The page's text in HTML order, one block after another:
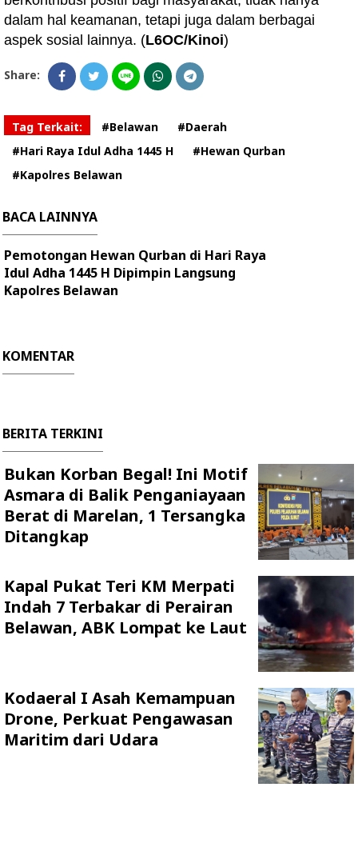
dalam hal keamanan, tetapi juga dalam berbagai
aspek sosial lainnya. (L6OC/Kinoi)
Share:
Tag Terkait: #Belawan
#Daerah
#Hari Raya Idul Adha 1445 H
#Hewan Qurban
#Kapolres Belawan
BACA LAINNYA
Pemotongan Hewan Qurban di Hari Raya
Idul Adha 1445 H Dipimpin Langsung
Kapolres Belawan
KOMENTAR
BERITA TERKINI
Bukan Korban Begal! Ini Motif
Asmara di Balik Penganiayaan
Berat di Marelan, 1 Tersangka
Ditangkap
Kapal Pukat Teri KM Merpati
Indah 7 Terbakar di Perairan
Belawan, ABK Lompat ke Laut
Kodaeral I Asah Kemampuan
Drone, Perkuat Pengawasan
Maritim dari Udara